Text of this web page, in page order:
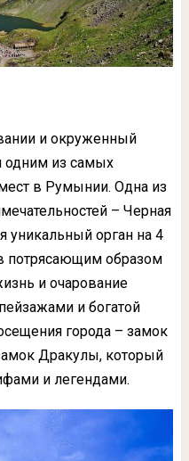
и окруженный
одним из самых
в Румынии. Одна из
– Черная
уникальный орган на 4
потрясающим образом
и очарование
и богатой
города – замок
Дракулы, который
и легендами.